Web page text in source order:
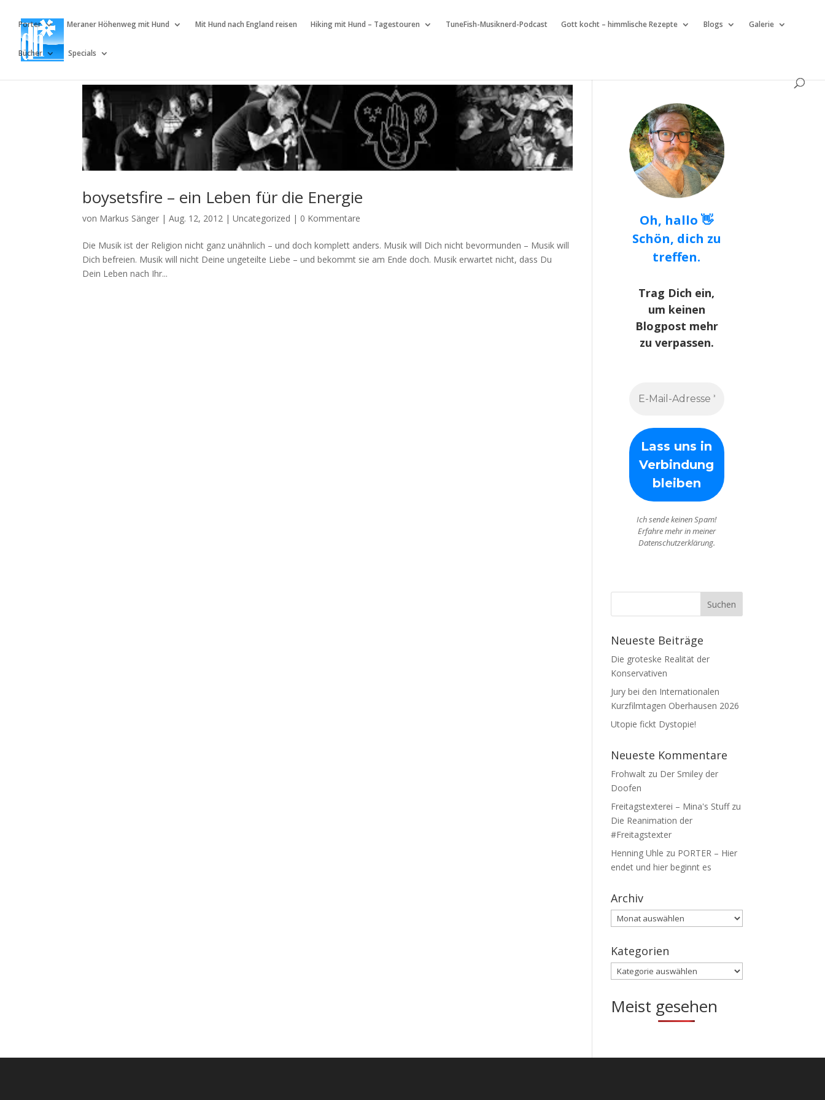
Porter Meraner Höhenweg mit Hund Mit Hund nach England reisen Hiking mit Hund – Tagestouren TuneFish-Musiknerd-Podcast Gott kocht – himmlische Rezepte Blogs Galerie
Bücher Specials
boysetsfire – ein Leben für die Energie
von Markus Sänger |Aug. 12, 2012 |Uncategorized | 0 Kommentare
Die Musik ist der Religion nicht ganz unähnlich – und doch komplett anders. Musik will Dich nicht bevormunden – Musik will
Dich befreien. Musik will nicht Deine ungeteilte Liebe – und bekommt sie am Ende doch. Musik erwartet nicht, dass Du
Dein Leben nach Ihr...
Oh, hallo 👋
Schön, dich zu
treffen.
Trag Dich ein,
um keinen
Blogpost mehr
zu verpassen.
Ich sende keinen Spam!
Erfahre mehr in meiner
Datenschutzerklärung.
Neueste Beiträge
Die groteske Realität der
Konservativen
Jury bei den Internationalen
Kurzfilmtagen Oberhausen 2026
Utopie fickt Dystopie!
Neueste Kommentare
Frohwaltzu Der Smiley der
Doofen
Freitagstexterei – Mina's Stuffzu
Die Reanimation der
#Freitagstexter
Henning Uhle zu PORTER – Hier
endet und hier beginnt es
Archiv
Archiv
Kategorien
Kategorien
Meist gesehen